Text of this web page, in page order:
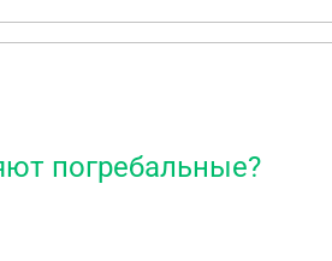
погребальные?